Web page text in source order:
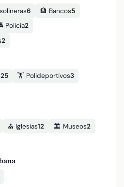
6 🏦 Bancos5
Policía2
2
25 🏋️ Polideportivos3
⛪ Iglesias12 🏛️ Museos2